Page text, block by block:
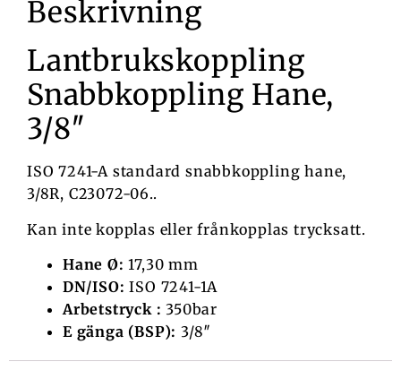
Beskrivning
Lantbrukskoppling
Snabbkoppling Hane,
3/8″
ISO 7241-A standard snabbkoppling hane,
3/8R, C23072-06..
Kan inte kopplas eller frånkopplas trycksatt.
Hane Ø: 17,30 mm
DN/ISO: ISO 7241-1A
Arbetstryck :350bar
E gänga (BSP): 3/8″